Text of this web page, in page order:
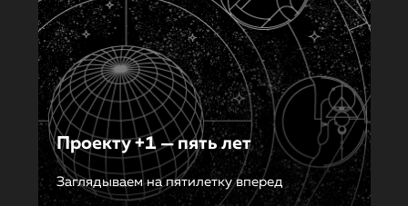
Проекту +1 — пять лет
Заглядываем на пятилетку вперед